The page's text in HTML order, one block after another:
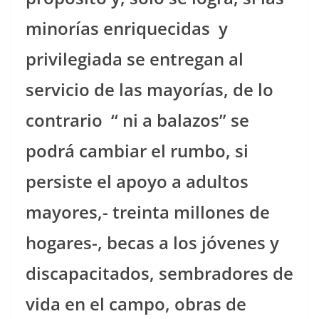
minorías enriquecidas y
privilegiada se entregan al
servicio de las mayorías, de lo
contrario “ ni a balazos” se
podrá cambiar el rumbo, si
persiste el apoyo a adultos
mayores,- treinta millones de
hogares-, becas a los jóvenes y
discapacitados, sembradores de
vida en el campo, obras de